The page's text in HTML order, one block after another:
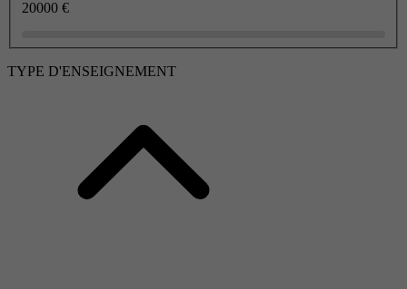
20000 €
TYPE D'ENSEIGNEMENT